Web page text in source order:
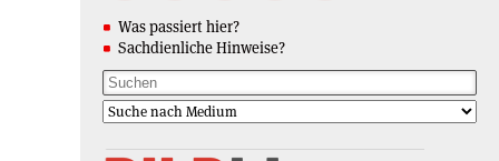
Was passiert hier?
Sachdienliche Hinweise?